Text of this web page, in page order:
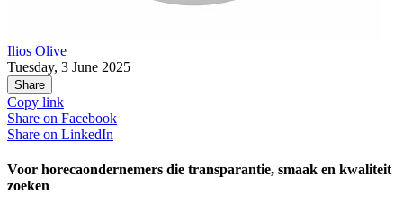
Ilios Olive
Tuesday, 3 June 2025
Share
Copy link
Share on Facebook
Share on LinkedIn
Voor horecaondernemers die transparantie, smaak en kwaliteit
zoeken